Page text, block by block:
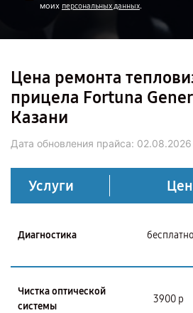
моих персональных данных.
Цена ремонта
прицела Fortuna
Казани
Дата обновления прайса: 02.08.2026
Услуги
Диагностика бесплатно
Чистка оптической
системы
3900 р